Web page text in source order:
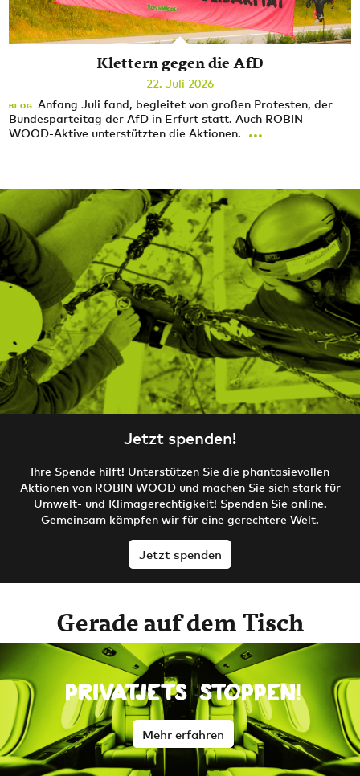
Klettern gegen die AfD
22. Juli 2026
BLOG
Anfang Juli fand, begleitet von großen Protesten, der
Bundesparteitag der AfD in Erfurt statt. Auch ROBIN
WOOD-Aktive unterstützten die Aktionen.
...
Jetzt spenden!
Ihre Spende hilft! Unterstützen Sie die phantasievollen
Aktionen von ROBIN WOOD und machen Sie sich stark für
Umwelt- und Klimagerechtigkeit! Spenden Sie online.
Gemeinsam kämpfen wir für eine gerechtere Welt.
Jetzt spenden
Gerade auf dem Tisch
Privatjets stoppen!
Mehr erfahren